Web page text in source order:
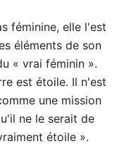
féminine, elle l'est
éléments de son
« vrai féminin ».
est étoile. Il n'est
une mission
ne le serait de
étoile ».